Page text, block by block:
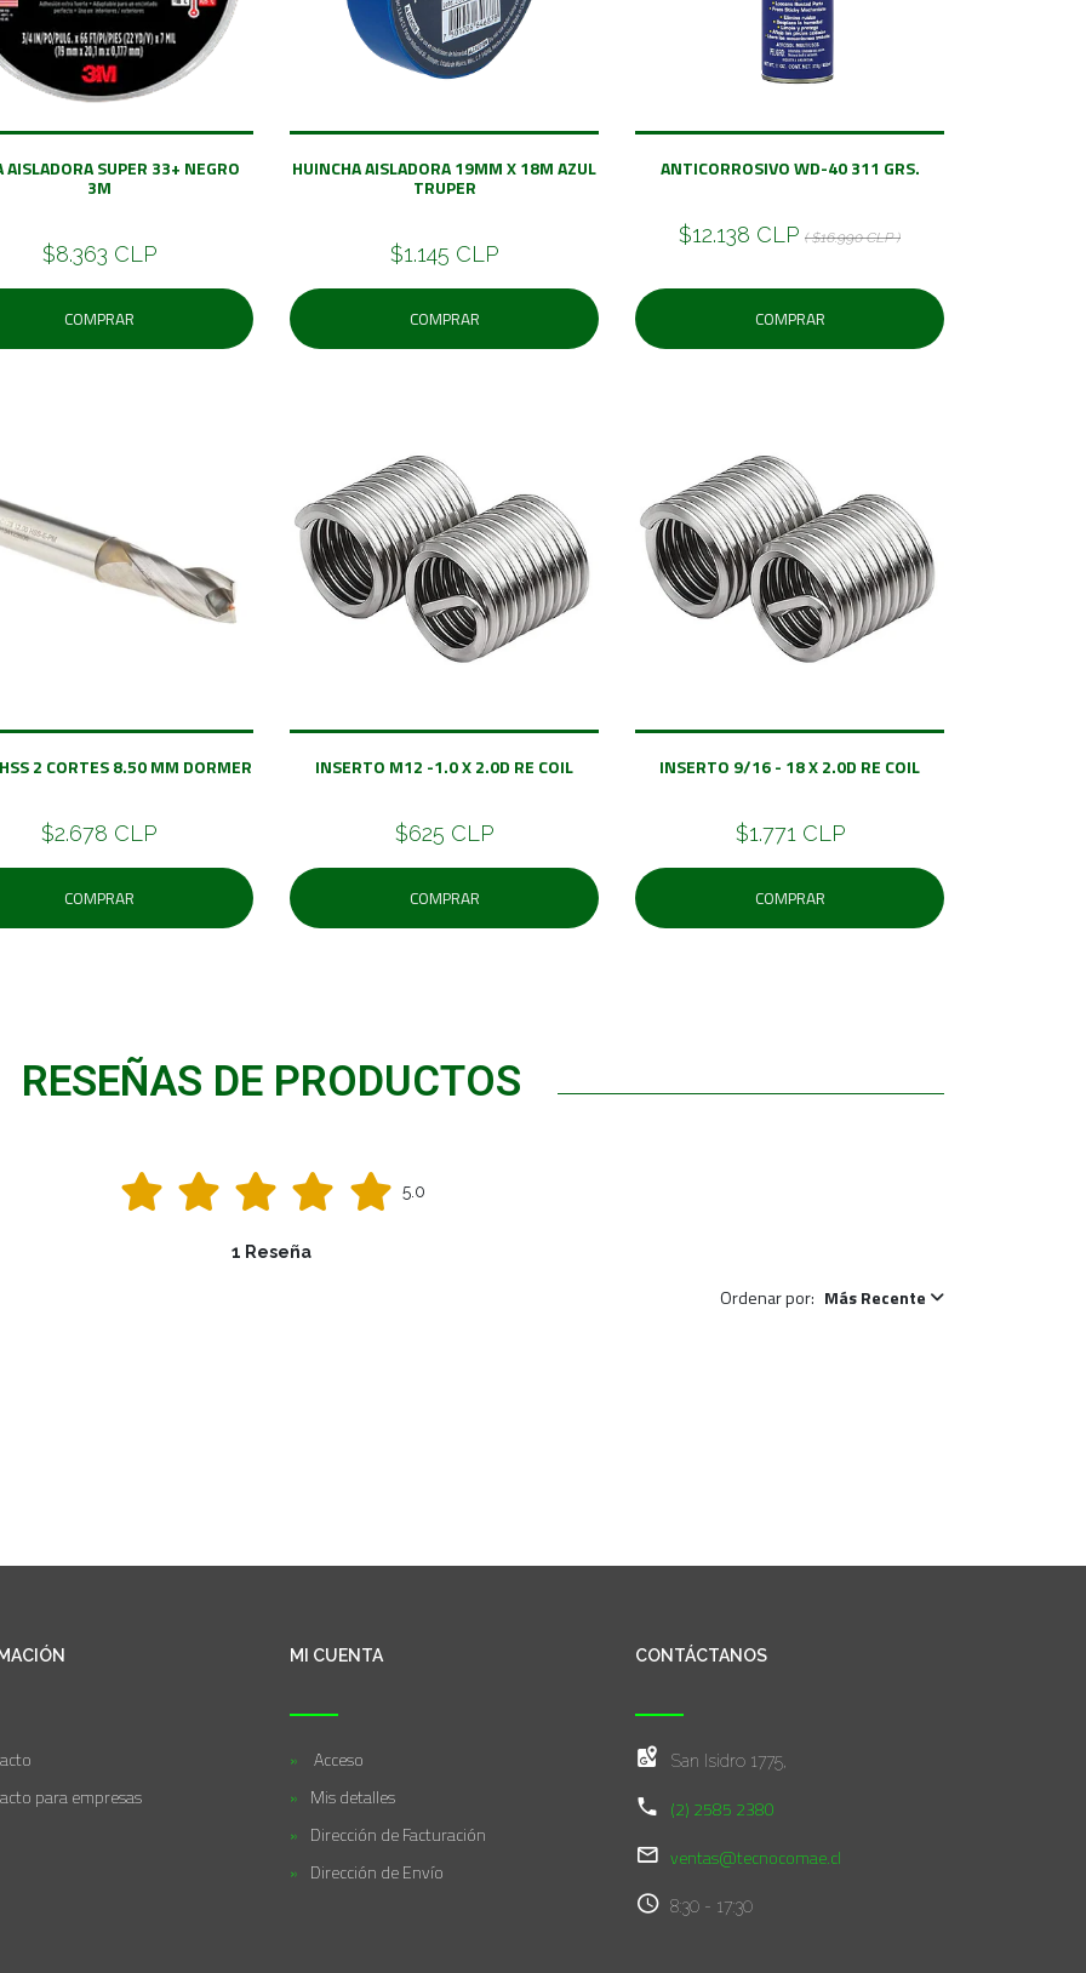
AISLADORA SUPER 33+ NEGRO
3M
$8.363 CLP
COMPRAR
HUINCHA AISLADORA 19MM X 18M AZUL
TRUPER
$1.145 CLP
COMPRAR
ANTICORROSIVO WD-40 311 GRS.
$12.138 CLP ( $16.990 CLP )
COMPRAR
2 CORTES 8.50 MM DORMER
$2.678 CLP
COMPRAR
INSERTO M12 -1.0 X 2.0D RE COIL
$625 CLP
COMPRAR
INSERTO 9/16 - 18 X 2.0D RE COIL
$1.771 CLP
COMPRAR
RESEÑAS DE PRODUCTOS
5.0
1 Reseña
Ordenar por: Más Recente
para empresas
MI CUENTA
Acceso
Mis detalles
Dirección de Facturación
Dirección de Envío
CONTÁCTANOS
San Isidro 1775,
(2) 2585 2380
ventas@tecnocomae.cl
8:30 - 17:30